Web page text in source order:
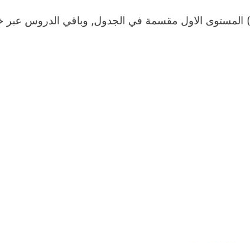
الاول مقسمة في الجدول, وباقي الدروس عبر